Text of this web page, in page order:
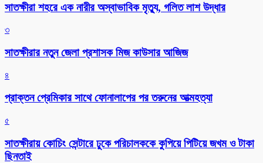
সাতক্ষীরা শহরে এক নারীর অস্বাভাবিক মৃত্যু, গলিত লাশ উদ্ধার
৩
সাতক্ষীরার নতুন জেলা প্রশাসক মিজ কাউসার আজিজ
৪
প্রাক্তন প্রেমিকার সাথে ফোনালাপের পর তরুনের আত্মহত্যা
৫
সাতক্ষীরায় কোচিং সেন্টারে ঢুকে পরিচালককে কুপিয়ে পিটিয়ে জখম ও টাকা
ছিনতাই